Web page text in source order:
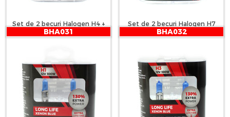
Set de 2 becuri Halogen H4 +
100% Intensitate - LONG LIFE -
Set de 2 becuri Halogen H7
+100% Intensitate - LONG LIFE
BHA031 BHA032